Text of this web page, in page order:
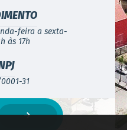
feira a sexta-
às 17h
31